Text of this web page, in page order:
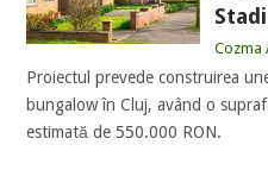
Cozma
Proiectul prevede construirea
bungalow în Cluj, având o
estimată de 550.000 RON.